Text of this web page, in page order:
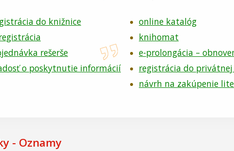
do knižnice
rešerše
o poskytnutie informácií
online katalóg
knihomat
e-prolongácia –
registrácia do
návrh na zakúpenie
- Oznamy